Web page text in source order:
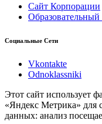
Сайт Корпорации
Образовательный
Социальные Сети
Vkontakte
Odnoklassniki
Этот сайт использует
«Яндекс Метрика» для
данных: анализ